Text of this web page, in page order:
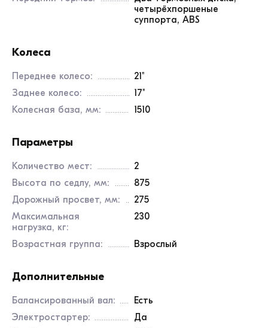
четырёхпоршеные
суппорта, ABS
Колеса
Переднее колесо:
21"
Заднее колесо:
17"
Колесная база, мм:
1510
Параметры
Количество мест:
2
Высота по седлу, мм:
875
Дорожный просвет, мм:
275
Максимальная
нагрузка, кг:
230
Возрастная группа: Взрослый
Дополнительные
Балансированный вал:
есть
Электростартер:
Да